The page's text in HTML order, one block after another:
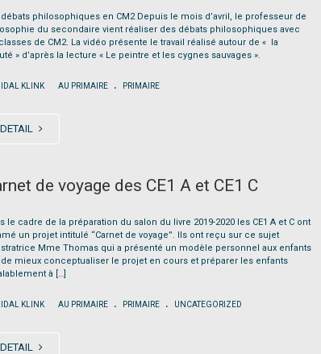
débats philosophiques en CM2 Depuis le mois d’avril, le professeur de
du secondaire vient réaliser des débats philosophiques avec
de CM2. La vidéo présente le travail réalisé autour de « la
» d’après la lecture « Le peintre et les cygnes sauvages ».
KLINK AU PRIMAIRE . PRIMAIRE
DETAIL
de voyage des CE1 A et CE1 C
le cadre de la préparation du salon du livre 2019-2020 les CE1 A et C ont
un projet intitulé “Carnet de voyage”. Ils ont reçu sur ce sujet
Mme Thomas qui a présenté un modèle personnel aux enfants
mieux conceptualiser le projet en cours et préparer les enfants
à […]
KLINK AU PRIMAIRE . PRIMAIRE . UNCATEGORIZED
DETAIL